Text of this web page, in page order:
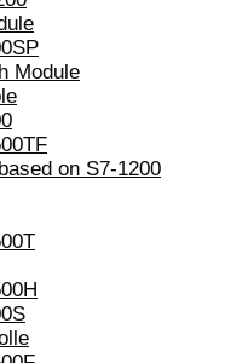
Module
on S7-1200